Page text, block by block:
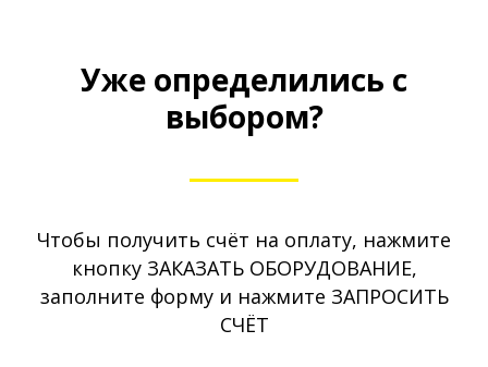
Уже определились с
выбором?
Чтобы получить счёт на оплату, нажмите
кнопку ЗАКАЗАТЬ ОБОРУДОВАНИЕ,
заполните форму и нажмите ЗАПРОСИТЬ
СЧЁТ